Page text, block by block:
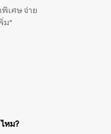
เศษ จ่าย
ม*
หม?